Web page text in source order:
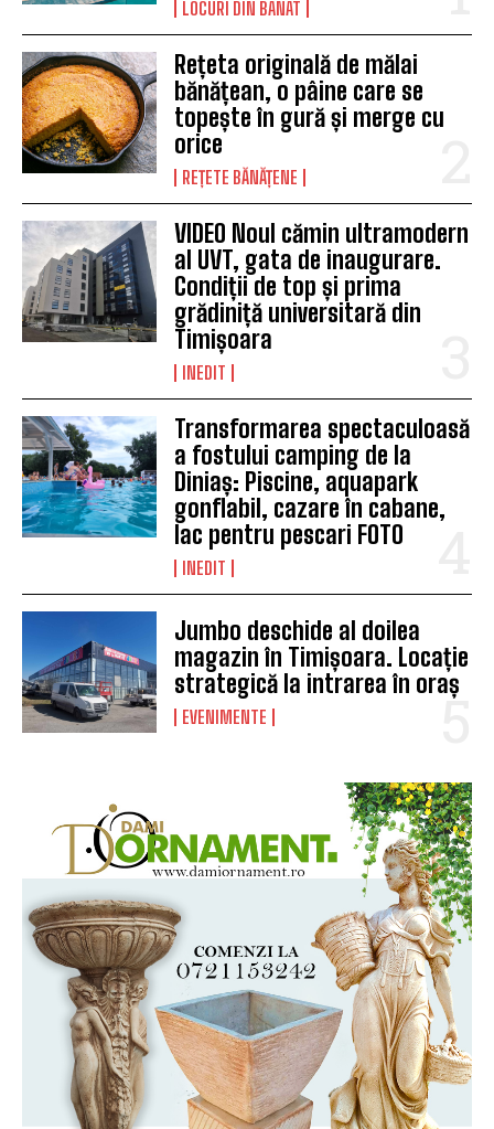
LOCURI DIN BANAT
Rețeta originală de mălai
bănățean, o pâine care se
topește în gură și merge cu
orice
REȚETE BĂNĂȚENE
VIDEO Noul cămin ultramodern
al UVT, gata de inaugurare.
Condiții de top și prima
grădiniță universitară din
Timișoara
INEDIT
Transformarea spectaculoasă
a fostului camping de la
Diniaș: Piscine, aquapark
gonflabil, cazare în cabane,
lac pentru pescari FOTO
INEDIT
Jumbo deschide al doilea
magazin în Timișoara. Locație
strategică la intrarea în oraș
EVENIMENTE